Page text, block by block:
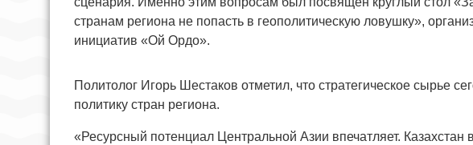
странам региона не попасть в геополитическую ловушку»,
инициатив «Ой Ордо».
Политолог Игорь Шестаков отметил, что стратегическое сырье
политику стран региона.
«Ресурсный потенциал Центральной Азии впечатляет. Казахстан